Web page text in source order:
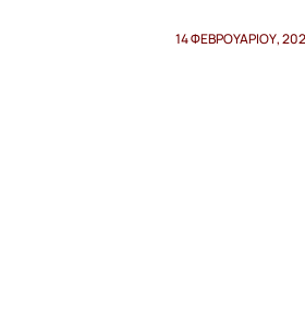
14 ΦΕΒΡΟΥΑΡΊΟΥ,